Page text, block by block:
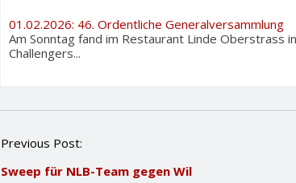
01.02.2026: 46. Ordentliche Generalversammlung
Am Sonntag fand im Restaurant Linde Oberstrass
Challengers...
P
s
Previous Post:
Sweep für NLB-Team gegen Wil